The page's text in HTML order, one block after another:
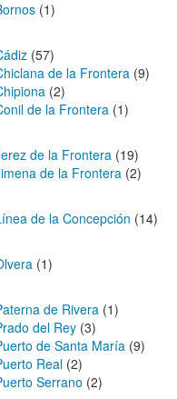
(1)
(57)
de la Frontera (9)
(2)
de la Frontera (1)
de la Frontera (19)
de la Frontera (2)
de la Concepción (14)
(1)
de Rivera (1)
del Rey (3)
de Santa María (9)
Real (2)
Serrano (2)